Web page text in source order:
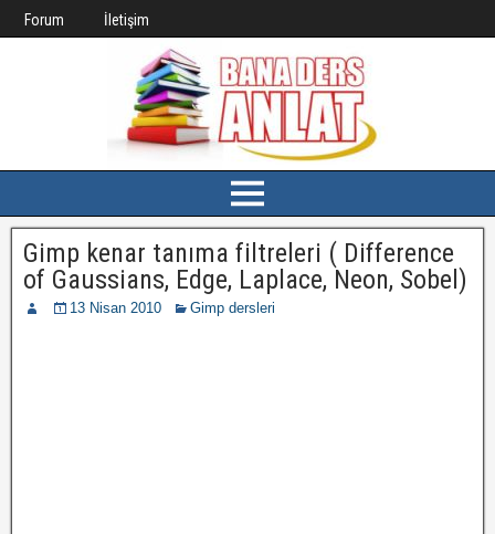
Forum İletişim
Gimp kenar tanıma filtreleri ( Difference
of Gaussians, Edge, Laplace, Neon, Sobel)
13 Nisan 2010 Gimp dersleri